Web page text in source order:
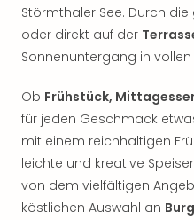
Störmthaler See. Durch die
oder direkt auf der
Sonnenuntergang in
Ob Frühstück,
für jeden Geschmack
mit einem reichhaltigen
leichte und kreative
von dem vielfältigen
köstlichen Auswahl an